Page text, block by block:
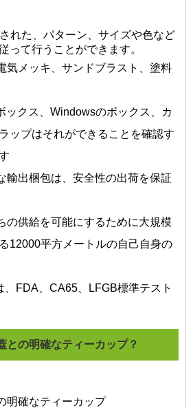
れた、パターン、サイズや色など
って行うことができます。
気メッキ、サンドブラスト、塗料
ックス、Windowsのボックス、カ
ップはそれができることを確認す
輸出梱包は、安全性の出荷を保証
の供給を可能にするために大規模
12000平方メートルの自己自身の
、FDA、CA65、LFGB標準テスト
との明確なティーカップ？
明確なティーカップ